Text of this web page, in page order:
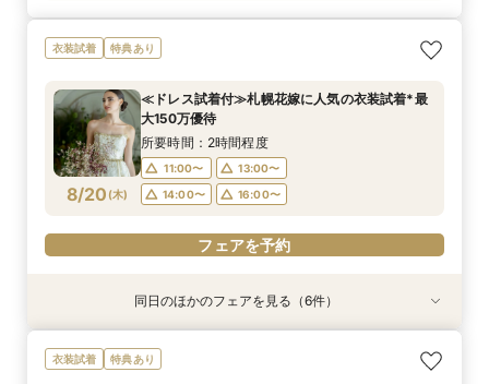
衣装試着 特典あり
8/20 (木)
≪ドレス試着付≫札幌花嫁に人気の衣装試着*最
大150万優待
所要時間：2時間程度
11:00〜
13:00〜
14:00〜
16:00〜
フェアを予約
≪オンライン相談≫30分～OK！会場/金額/日程
*聞きたいことだけ
≪夜遅い時間からOK≫お仕事＆デート帰り／1時
間でご案内可能
特典あり
≪1軒目見学がお得≫お祝いギフト付☆ゼロから
わかる
特典あり
≪大聖堂挙式×螺旋階段≫2会場見学ツアー*
特典あり
≪迷ったらこのフェア≫螺旋階段×最大150万優
待
特典あり
≪螺旋階段入場*花嫁体験≫≫料理高評価◎最大
150万特典
同日のほかのフェアを見る（6件）
衣装試着 特典あり